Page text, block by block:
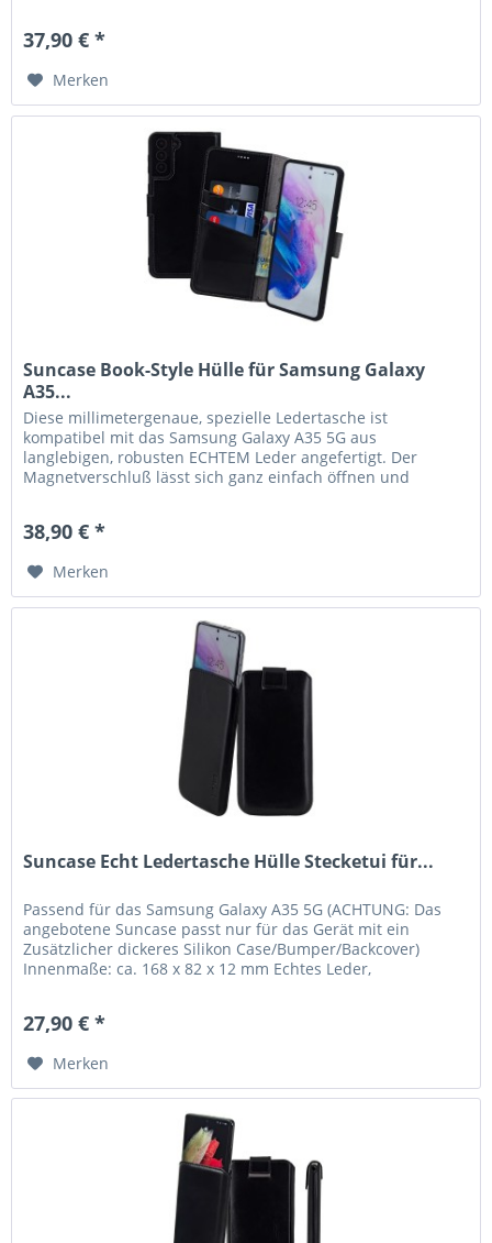
37,90 € *
Merken
Suncase Book-Style Hülle für Samsung Galaxy
A35...
Diese millimetergenaue, spezielle Ledertasche ist
kompatibel mit das Samsung Galaxy A35 5G aus
langlebigen, robusten ECHTEM Leder angefertigt. Der
Magnetverschluß lässt sich ganz einfach öffnen und
38,90 € *
Merken
Suncase Echt Ledertasche Hülle Stecketui für...
Passend für das Samsung Galaxy A35 5G (ACHTUNG: Das
angebotene Suncase passt nur für das Gerät mit ein
Zusätzlicher dickeres Silikon Case/Bumper/Backcover)
Innenmaße: ca. 168 x 82 x 12 mm Echtes Leder,
27,90 € *
Merken